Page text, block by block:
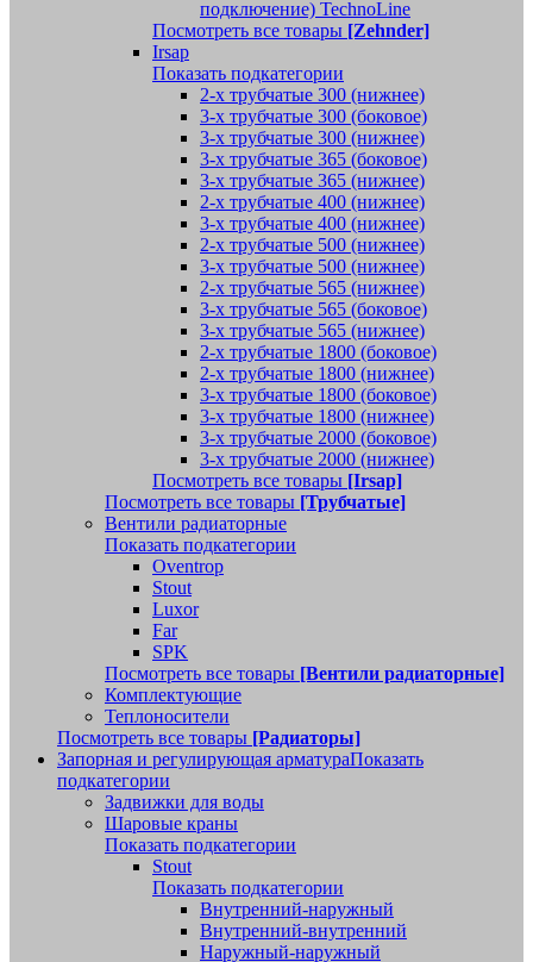
подключение) TechnoLine
Посмотреть все товары [Zehnder]
Irsap
Показать подкатегории
2-х трубчатые 300 (нижнее)
3-х трубчатые 300 (боковое)
3-х трубчатые 300 (нижнее)
3-х трубчатые 365 (боковое)
3-х трубчатые 365 (нижнее)
2-х трубчатые 400 (нижнее)
3-х трубчатые 400 (нижнее)
2-х трубчатые 500 (нижнее)
3-х трубчатые 500 (нижнее)
2-х трубчатые 565 (нижнее)
3-х трубчатые 565 (боковое)
3-х трубчатые 565 (нижнее)
2-х трубчатые 1800 (боковое)
2-х трубчатые 1800 (нижнее)
3-х трубчатые 1800 (боковое)
3-х трубчатые 1800 (нижнее)
3-х трубчатые 2000 (боковое)
3-х трубчатые 2000 (нижнее)
Посмотреть все товары [Irsap]
Посмотреть все товары [Трубчатые]
Вентили радиаторные
Показать подкатегории
Oventrop
Stout
Luxor
Far
SPK
Посмотреть все товары [Вентили радиаторные]
Комплектующие
Теплоносители
Посмотреть все товары [Радиаторы]
Запорная и регулирующая арматураПоказать
подкатегории
Задвижки для воды
Шаровые краны
Показать подкатегории
Stout
Показать подкатегории
Внутренний-наружный
Внутренний-внутренний
Наружный-наружный